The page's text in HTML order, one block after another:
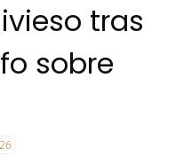
tras
sobre